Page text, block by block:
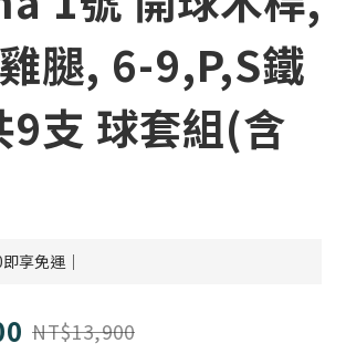
腿, 6-9,P,S鐵
9支 球套組(含
享免運｜
NT$13,900